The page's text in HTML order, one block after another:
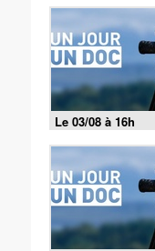
Le 03/08 à 16h